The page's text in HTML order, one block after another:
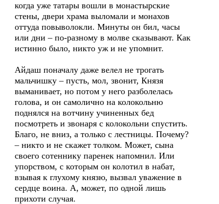
когда уже татары вошли в монастырские
стены, двери храма выломали и монахов
оттуда повыволокли. Минуты он бил, часы
или дни – по-разному в молве сказывают. Как
истинно было, никто уж и не упомнит.
Айдаш поначалу даже велел не трогать
мальчишку – пусть, мол, звонит, Князя
выманивает, но потом у него разболелась
голова, и он самолично на колокольню
поднялся на вотчину учиненных бед
посмотреть и звонаря с колокольни спустить.
Благо, не вниз, а только с лестницы. Почему?
– никто и не скажет толком. Может, сына
своего сотеннику паренек напомнил. Или
упорством, с которым он колотил в набат,
взывая к глухому князю, вызвал уважение в
сердце воина. А, может, по одной лишь
прихоти случая.